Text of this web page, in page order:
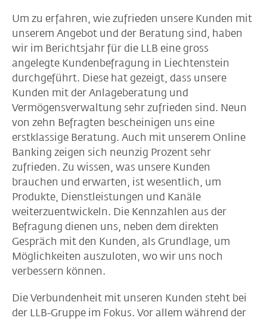
Um zu erfahren, wie zufrieden unsere Kunden mit
unserem Angebot und der Beratung sind, haben
wir im Berichtsjahr für die LLB eine gross
angelegte Kundenbefragung in Liechtenstein
durchgeführt. Diese hat gezeigt, dass unsere
Kunden mit der Anlageberatung und
Vermögensverwaltung sehr zufrieden sind. Neun
von zehn Befragten bescheinigen uns eine
erstklassige Beratung. Auch mit unserem Online
Banking zeigen sich neunzig Prozent sehr
zufrieden. Zu wissen, was unsere Kunden
brauchen und erwarten, ist wesentlich, um
Produkte, Dienstleistungen und Kanäle
weiterzuentwickeln. Die Kennzahlen aus der
Befragung dienen uns, neben dem direkten
Gespräch mit den Kunden, als Grundlage, um
Möglichkeiten auszuloten, wo wir uns noch
verbessern können.
Die Verbundenheit mit unseren Kunden steht bei
der LLB-Gruppe im Fokus. Vor allem während der